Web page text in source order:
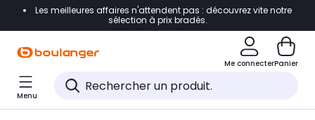
Accéder directement à la navigation
Accéder directement au pied de page
Accéder directement au chatbot
Les meilleures affaires n'attendent pas : découvrez vite notre
sélection à prix bradés.
Me connecterPanier
Menu